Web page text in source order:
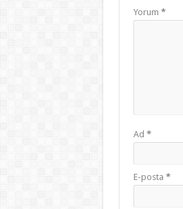
Yorum *
Ad *
E-posta *